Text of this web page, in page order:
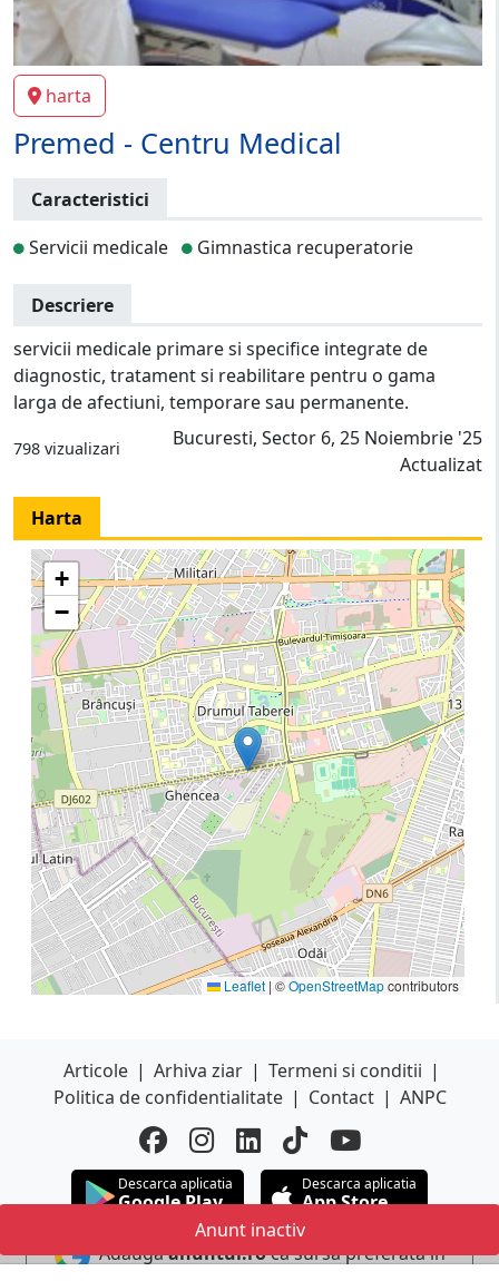
harta
Premed - Centru Medical
Caracteristici
Servicii medicale
Gimnastica recuperatorie
Descriere
servicii medicale primare si specifice integrate de
diagnostic, tratament si reabilitare pentru o gama
larga de afectiuni, temporare sau permanente.
798 vizualizari
Bucuresti, Sector 6, 25 Noiembrie '25
Actualizat
Harta
+
−
Leaflet |©OpenStreetMapcontributors
Anunt inactiv
Articole | Arhiva ziar | Termeni si conditii |
Politica de confidentialitate | Contact | ANPC
Descarca aplicatia
Google Play
Descarca aplicatia
App Store
Adaugaanuntul.roca sursa preferata in